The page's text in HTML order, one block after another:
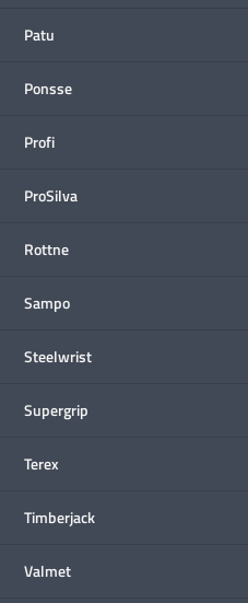
Patu
Ponsse
Profi
ProSilva
Rottne
Sampo
Steelwrist
Supergrip
Terex
Timberjack
Valmet